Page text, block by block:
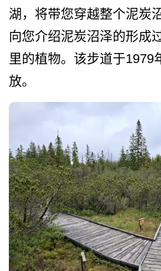
湖，将带您穿越整个泥炭
向您介绍泥炭沼泽的形成
里的植­物。该步道于1979
放。